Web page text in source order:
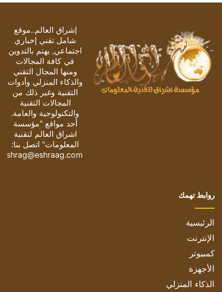
إشراق العالم..موقع
شامل تقني إخباري
اجتماعي, يهتم بالتدوين
في كافة المجالات
ومنها المجال التقني
والذكاء المنزلي وأدوات
التقنية وغير ذلك من
المجالات التقنية
والتكنولوجية والعامة.
أحد مواقع "مؤسسة
اشراق العالم لتقنية
المعلومات" اتصل بنا:
eshrag@eshraag.com
روابط تهمك
الرئيسية
الإنترنت
كمبيوتر
الأجهزة
الذكاء المنزلي